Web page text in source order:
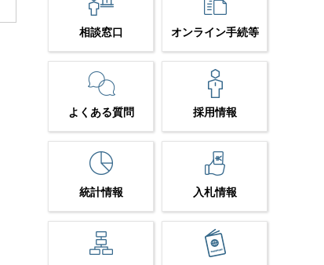
相談窓口 オンライン手続等
よくある質問 採用情報
統計情報 入札情報